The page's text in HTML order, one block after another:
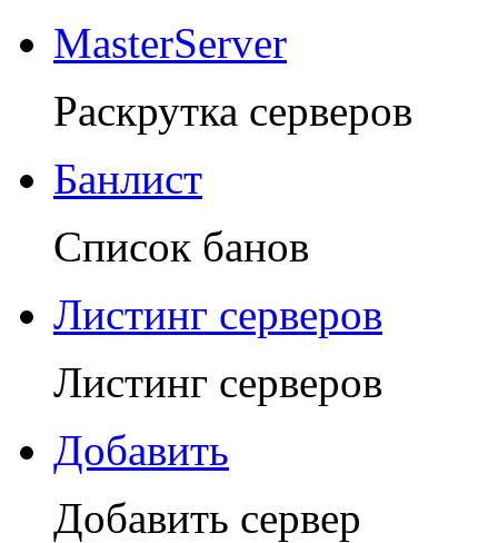
MasterServer
Раскрутка серверов
Банлист
Список банов
Листинг серверов
Листинг серверов
Добавить
Добавить сервер